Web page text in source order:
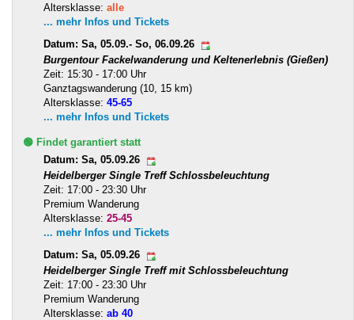
Altersklasse: alle
... mehr Infos und Tickets
Datum: Sa, 05.09.- So, 06.09.26
Burgentour Fackelwanderung und Keltenerlebnis (Gießen)
Zeit: 15:30 - 17:00 Uhr
Ganztagswanderung (10, 15 km)
Altersklasse: 45-65
... mehr Infos und Tickets
🟢 Findet garantiert statt
Datum: Sa, 05.09.26
Heidelberger Single Treff Schlossbeleuchtung
Zeit: 17:00 - 23:30 Uhr
Premium Wanderung
Altersklasse: 25-45
... mehr Infos und Tickets
Datum: Sa, 05.09.26
Heidelberger Single Treff mit Schlossbeleuchtung
Zeit: 17:00 - 23:30 Uhr
Premium Wanderung
Altersklasse: ab 40